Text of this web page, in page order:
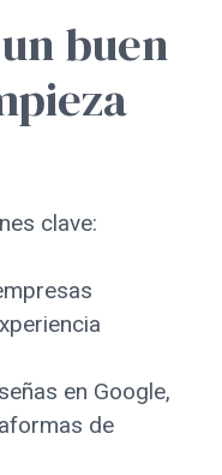
buen
clave:
en Google,
de